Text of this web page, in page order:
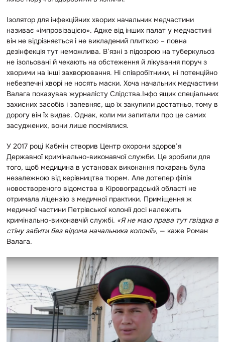
Ізолятор для інфекційних хворих начальник медчастини
називає «імпровізацією». Адже від інших палат у медчастині
він не відрізняється і не викладений плиткою – повна
дезінфекція тут неможлива. В’язні з підозрою на туберкульоз
не ізольовані й чекають на обстеження й лікування поруч з
хворими на інші захворювання. Ні співробітники, ні потенційно
небезпечні хворі не носять маски. Хоча начальник медчастини
Валага показував журналісту Слідства.Інфо ящик спеціальних
захисних засобів і запевняє, що їх закупили достатньо, тому в
дорогу він їх видає. Однак, коли ми запитали про це самих
засуджених, вони лише посміялися.
У 2017 році Кабмін створив Центр охорони здоров’я
Державної кримінально-виконавчої служби. Це зробили для
того, щоб медицина в установах виконання покарань була
незалежною від керівництва тюрем. Але дотепер філія
новоствореного відомства в Кіровоградській області не
отримала ліцензію з медичної практики. Приміщення ж
медичної частини Петрівської колонії досі належить
кримінально-виконавчій службі. «Я не маю права тут гвіздка в
стіну забити без відома начальника колонії», — каже Роман
Валага.